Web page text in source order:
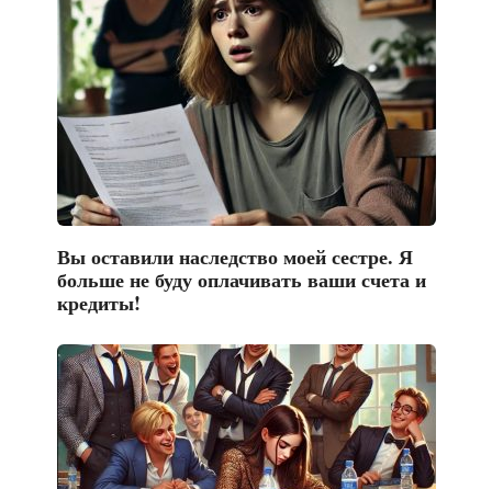
Вы оставили наследство моей сестре. Я
больше не буду оплачивать ваши счета и
кредиты!